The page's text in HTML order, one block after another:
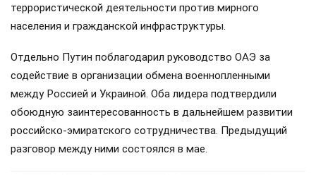
террористической деятельности против мирного
населения и гражданской инфраструктуры.
Отдельно Путин поблагодарил руководство ОАЭ за
содействие в организации обмена военнопленными
между Россией и Украиной. Оба лидера подтвердили
обоюдную заинтересованность в дальнейшем развитии
российско-эмиратского сотрудничества. Предыдущий
разговор между ними состоялся в мае.